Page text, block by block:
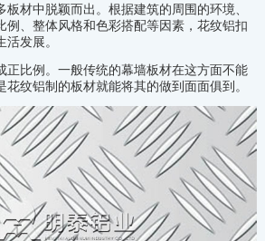
材中脱颖而出。根据建筑的周围的环境、
例、整体风格和色彩搭配等因素，花纹铝扣
发展。
正比例。一般传统的幕墙板材在这方面不能
纹铝制的板材就能将其的做到面面俱到。